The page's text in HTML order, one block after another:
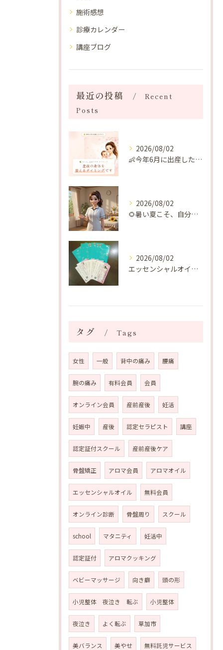
施術感想
診療カレンダー
講座ブログ
最近の投稿
Recent
Posts
2026/08/02
👶今年6月に出産したママへ♡
2026/08/02
🌻暑い夏こそ、自分の身体を整える時間を♡
2026/08/02
エッセンシャルオイルプレゼントご当選番号発表 2026年8月
タグ Tags
女性 一般 背中の痛み 腰痛
腕の痛み 有料会員 会員
オンライン会員 産前産後 妊活
妊娠中 産後 認定セラピスト 講座
認定証付スクール 産前産後ケア
骨盤矯正 アロマ会員 アロマオイル
エッセンシャルオイル 無料会員
オンライン診断 骨盤周り スクール
school マタニティ 妊活中
認定証付 アロマクッキング
ベビーマッサージ 向き癖 頭の形
小児整体 夜泣き 転ぶ 小児整体
夜泣き よく転ぶ 草加市
美バランス 美やせ 無料託児サービス